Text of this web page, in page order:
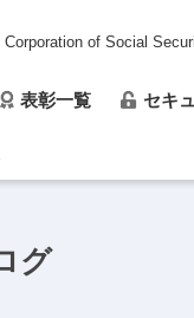
表彰一覧 セキ
Corporation of Social
グ